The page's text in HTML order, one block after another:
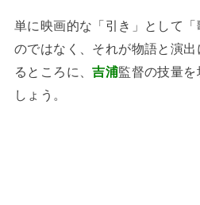
単に映画的な「引き」として
のではなく、それが物語と演
るところに、吉浦監督の技量
しょう。